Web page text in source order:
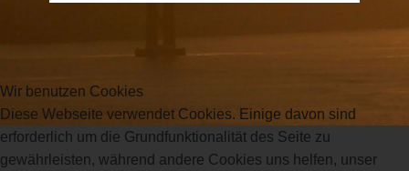
Wir benutzen Cookies
Diese Webseite verwendet Cookies. Einige davon sind
erforderlich um die Grundfunktionalität des Seite zu
gewährleisten, während andere Cookies uns helfen, unser